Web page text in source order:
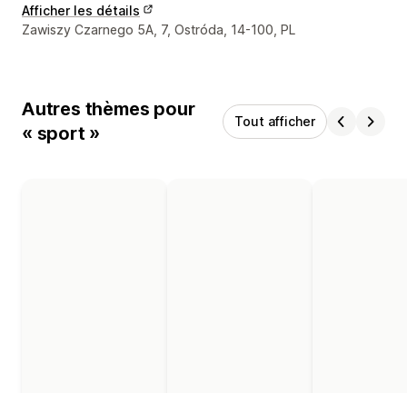
Afficher les détails
Coordonnées du concepteur
Zawiszy Czarnego 5A, 7, Ostróda, 14-100, PL
Autres thèmes pour
« sport »
Tout afficher